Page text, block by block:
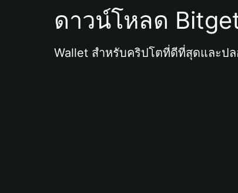
ดาวน์โหลด
Wallet สำหรับคริปโตที่ดีที่สุดและป